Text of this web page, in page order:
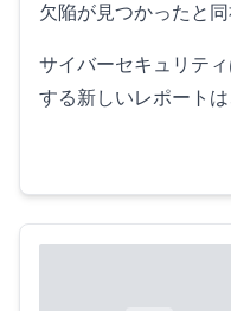
欠陥が見つかったと同
サイバーセキュリテ
する新しいレポート